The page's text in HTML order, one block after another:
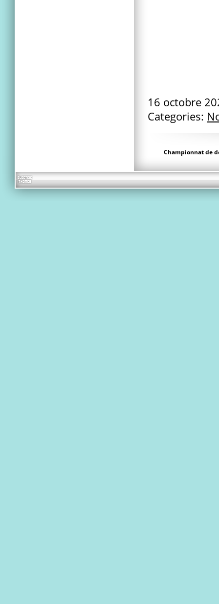
16 octobre
Categories:
Championnat de